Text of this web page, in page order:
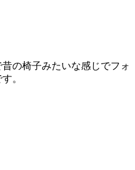
の椅子みたいな感じでフォ
。